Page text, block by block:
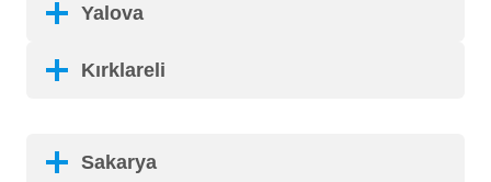
Yalova
Kırklareli
Sakarya